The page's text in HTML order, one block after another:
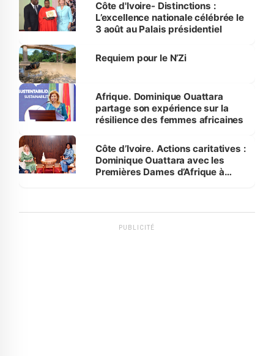
Côte d'Ivoire- Distinctions :
L’excellence nationale célébrée le
3 août au Palais présidentiel
Requiem pour le N’Zi
Afrique. Dominique Ouattara
partage son expérience sur la
résilience des femmes africaines
Côte d’Ivoire. Actions caritatives :
Dominique Ouattara avec les
Premières Dames d’Afrique à
PUBLICITÉ